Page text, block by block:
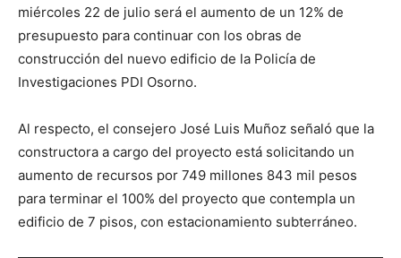
miércoles 22 de julio será el aumento de un 12% de
presupuesto para continuar con los obras de
construcción del nuevo edificio de la Policía de
Investigaciones PDI Osorno.
Al respecto, el consejero José Luis Muñoz señaló que la
constructora a cargo del proyecto está solicitando un
aumento de recursos por 749 millones 843 mil pesos
para terminar el 100% del proyecto que contempla un
edificio de 7 pisos, con estacionamiento subterráneo.